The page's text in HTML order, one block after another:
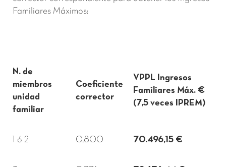
Familiares Máximos:
N. de
miembros
unidad
familiar
Coeficiente
corrector
VPPL Ingresos
Familiares Máx. €
(7,5 veces IPREM)
1 ó 2 0,800 70.496,15 €